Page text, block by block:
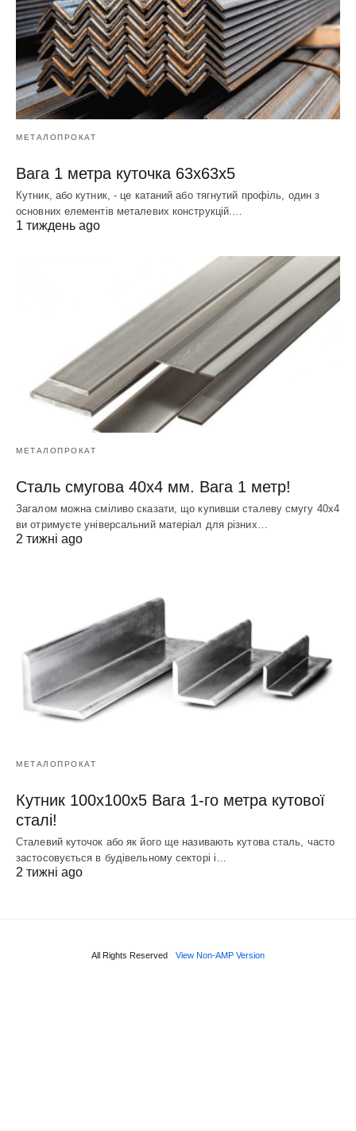
МЕТАЛОПРОКАТ
Вага 1 метра куточка 63х63х5
Кутник, або кутник, - це катаний або тягнутий профіль, один з
основних елементів металевих конструкцій.…
1 тиждень ago
МЕТАЛОПРОКАТ
Сталь смугова 40х4 мм. Вага 1 метр!
Загалом можна сміливо сказати, що купивши сталеву смугу 40х4
ви отримуєте універсальний матеріал для різних…
2 тижні ago
МЕТАЛОПРОКАТ
Кутник 100х100х5 Вага 1-го метра кутової
сталі!
Сталевий куточок або як його ще називають кутова сталь, часто
застосовується в будівельному секторі і…
2 тижні ago
All Rights Reserved View Non-AMP Version